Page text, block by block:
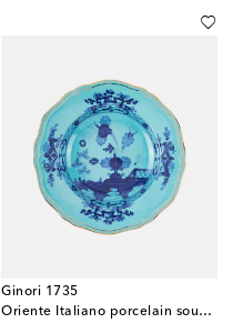
Ginori 1735
Oriente Italiano porcelain soup plate